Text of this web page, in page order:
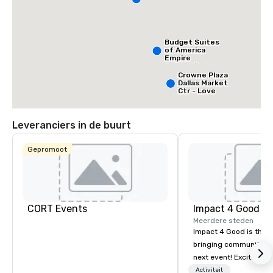
Crowne Plaza
Dallas Market
Ctr - Love
Budget Suites
of America
Empire
Central/Dallas
Leveranciers in de buurt
Gepromoot
CORT Events Impact 4 Good
Meerdere steden
Impact 4 Good is the
bringing community
next event! Exciting
team building
Activiteit